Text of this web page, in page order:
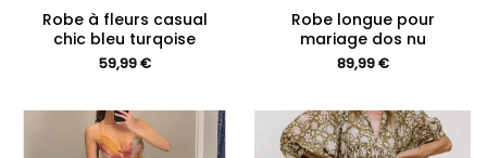
Robe à fleurs casual
chic bleu turqoise
59,99€
Robe longue pour
mariage dos nu
89,99€